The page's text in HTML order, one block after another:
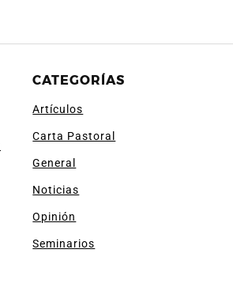
CATEGORÍAS
Artículos
Carta Pastoral
General
Noticias
Opinión
Seminarios